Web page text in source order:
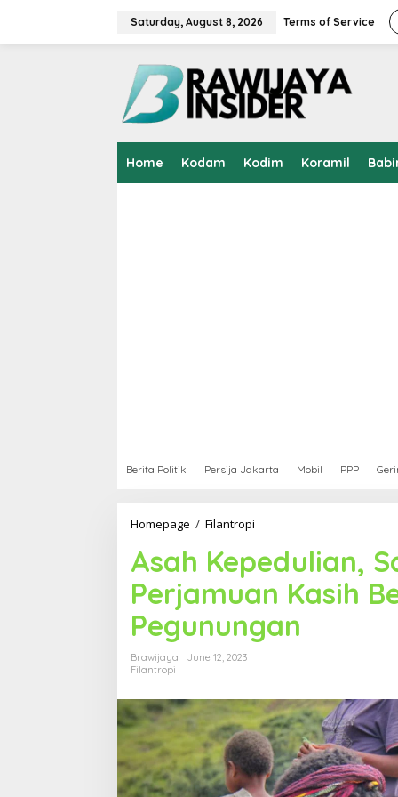
Saturday, August 8, 2026 Terms of Service
Home Kodam Kodim Koramil
Berita Politik Persija Jakarta Mobil PPP
Homepage / Filantropi
a
h
K
e
p
e
i
a
n
,
S
a
Asah Kepedulian,
Perjamuan Kasih
Pegunungan
Brawijaya
June 12, 2023
Filantropi